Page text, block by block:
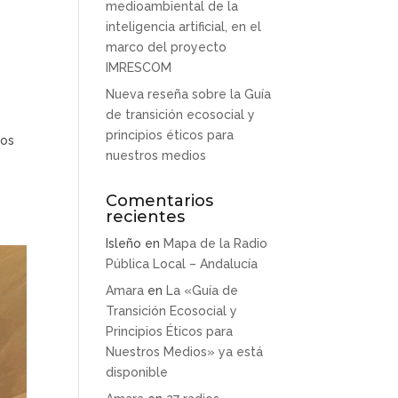
medioambiental de la
inteligencia artificial, en el
marco del proyecto
IMRESCOM
Nueva reseña sobre la Guía
de transición ecosocial y
principios éticos para
nuestros medios
Comentarios
recientes
Isleño en Mapa de la Radio
Pública Local – Andalucía
Amara en La «Guía de
Transición Ecosocial y
Principios Éticos para
Nuestros Medios» ya está
disponible